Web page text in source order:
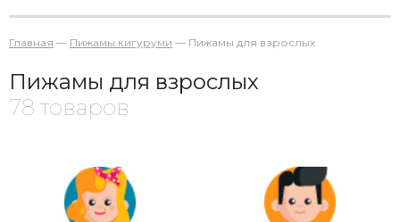
Главная — Пижамы кигуруми — Пижамы для взрослых
Пижамы для взрослых
78 товаров